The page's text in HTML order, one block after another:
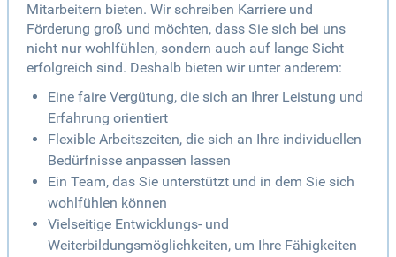
Mitarbeitern bieten. Wir schreiben Karriere und
Förderung groß und möchten, dass Sie sich bei uns
nicht nur wohlfühlen, sondern auch auf lange Sicht
erfolgreich sind. Deshalb bieten wir unter anderem:
Eine faire Vergütung, die sich an Ihrer Leistung und
Erfahrung orientiert
Flexible Arbeitszeiten, die sich an Ihre individuellen
Bedürfnisse anpassen lassen
Ein Team, das Sie unterstützt und in dem Sie sich
wohlfühlen können
Vielseitige Entwicklungs- und
Weiterbildungsmöglichkeiten, um Ihre Fähigkeiten